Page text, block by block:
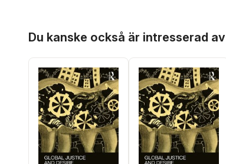
Du kanske också är intresserad av